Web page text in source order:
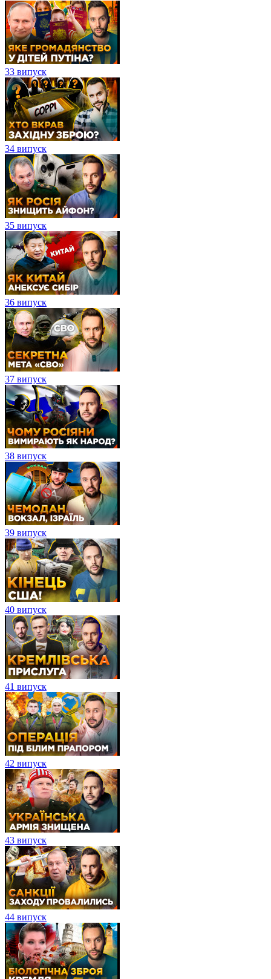
33 випуск
34 випуск
35 випуск
36 випуск
37 випуск
38 випуск
39 випуск
40 випуск
41 випуск
42 випуск
43 випуск
44 випуск